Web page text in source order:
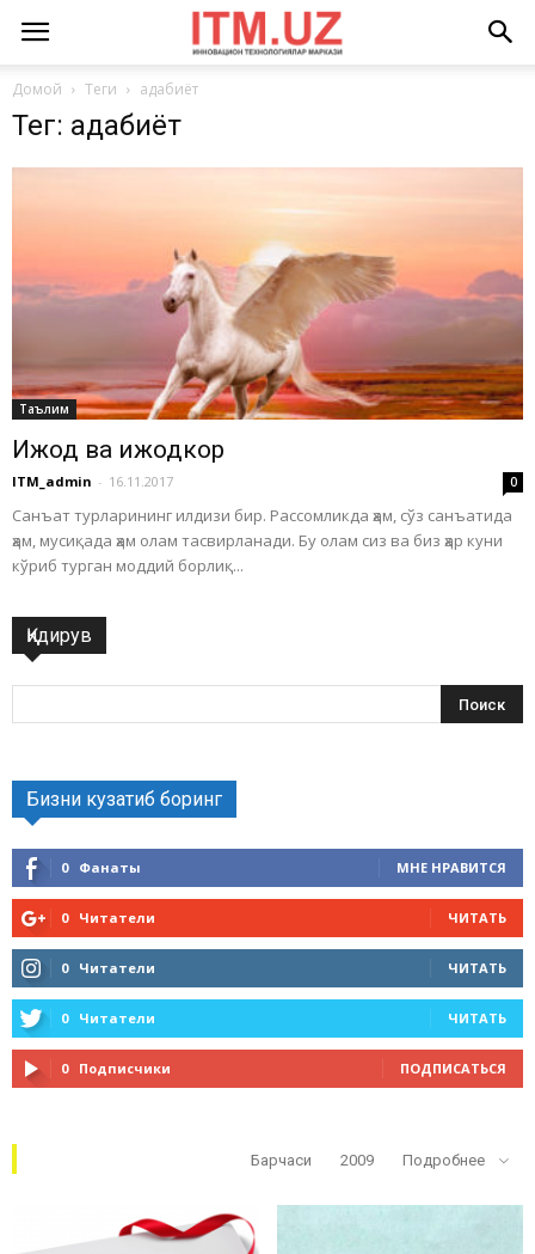
Домой Теги адабиёт
Тег: адабиёт
Таълим
Ижод ва ижодкор
ITM_admin - 16.11.2017 0
Санъат турларининг илдизи бир. Рассомликда ҳам, сўз санъатида
ҳам, мусиқада ҳам олам тасвирланади. Бу олам сиз ва биз ҳар куни
кўриб турган моддий борлиқ...
Қидирув
Бизни кузатиб боринг
0 Фанаты МНЕ НРАВИТСЯ
0 Читатели ЧИТАТЬ
0 Читатели ЧИТАТЬ
0 Читатели ЧИТАТЬ
0 Подписчики ПОДПИСАТЬСЯ
Барчаси 2009 Подробнее